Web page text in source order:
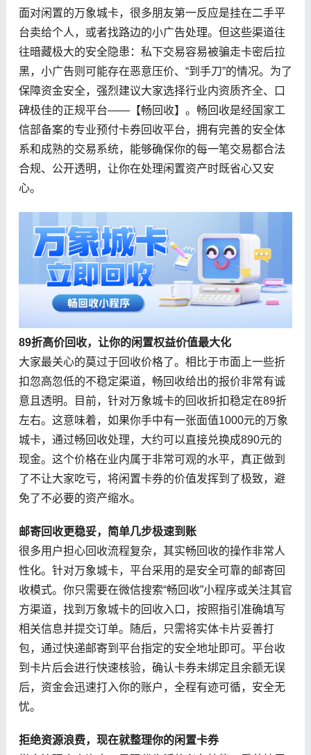
面对闲置的万象城卡，很多朋友第一反应是挂在二手平
台卖给个人，或者找路边的小广告处理。但这些渠道往
往暗藏极大的安全隐患：私下交易容易被骗走卡密后拉
黑，小广告则可能存在恶意压价、“到手刀”的情况。为了
保障资金安全，强烈建议大家选择行业内资质齐全、口
碑极佳的正规平台——【畅回收】。畅回收是经国家工
信部备案的专业预付卡券回收平台，拥有完善的安全体
系和成熟的交易系统，能够确保你的每一笔交易都合法
合规、公开透明，让你在处理闲置资产时既省心又安
心。
89折高价回收，让你的闲置权益价值最大化
大家最关心的莫过于回收价格了。相比于市面上一些折
扣忽高忽低的不稳定渠道，畅回收给出的报价非常有诚
意且透明。目前，针对万象城卡的回收折扣稳定在89折
左右。这意味着，如果你手中有一张面值1000元的万象
城卡，通过畅回收处理，大约可以直接兑换成890元的
现金。这个价格在业内属于非常可观的水平，真正做到
了不让大家吃亏，将闲置卡券的价值发挥到了极致，避
免了不必要的资产缩水。
邮寄回收更稳妥，简单几步极速到账
很多用户担心回收流程复杂，其实畅回收的操作非常人
性化。针对万象城卡，平台采用的是安全可靠的邮寄回
收模式。你只需要在微信搜索“畅回收”小程序或关注其官
方渠道，找到万象城卡的回收入口，按照指引准确填写
相关信息并提交订单。随后，只需将实体卡片妥善打
包，通过快递邮寄到平台指定的安全地址即可。平台收
到卡片后会进行快速核验，确认卡券未绑定且余额无误
后，资金会迅速打入你的账户，全程有迹可循，安全无
忧。
拒绝资源浪费，现在就整理你的闲置卡券